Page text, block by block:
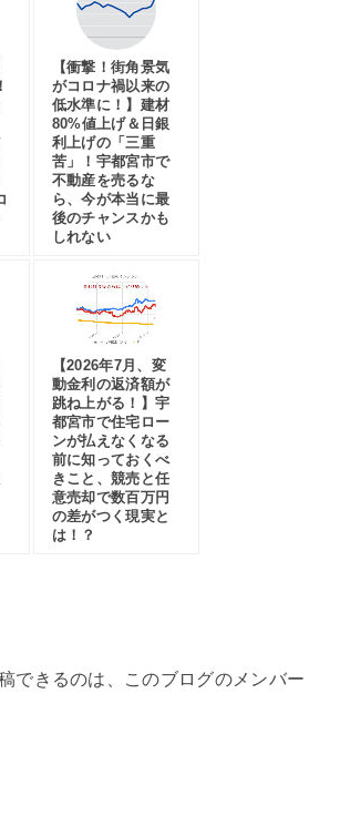
【衝撃！街角景気
がコロナ禍以来の
低水準に！】建材
80%値上げ＆日銀
利上げの「三重
苦」！宇都宮市で
不動産を売るな
ら、今が本当に最
後のチャンスかも
しれない
【2026年7月、変
動金利の返済額が
跳ね上がる！】宇
都宮市で住宅ロー
ンが払えなくなる
前に知っておくべ
きこと、競売と任
意売却で数百万円
の差がつく現実と
は！？
できるのは、このブログのメンバー